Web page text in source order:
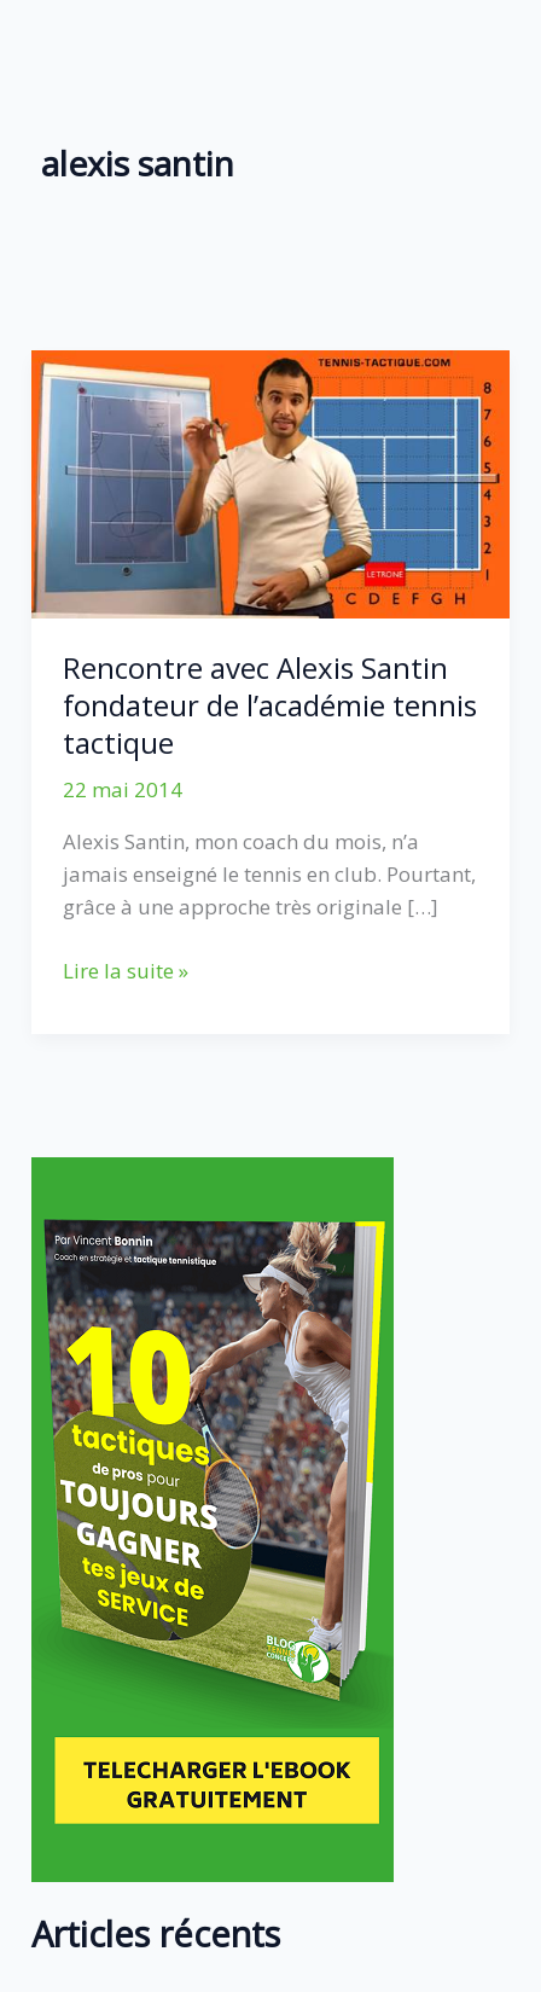
alexis santin
Rencontre avec Alexis Santin
fondateur de l’académie tennis
tactique
22 mai 2014
Alexis Santin, mon coach du mois, n’a
jamais enseigné le tennis en club. Pourtant,
grâce à une approche très originale […]
Rencontre
l’académie
tactique
Lire la suite »
Articles récents